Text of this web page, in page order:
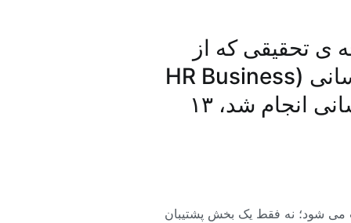
ی تحقیقی که از
مسئولین توسعه ی منابع انسانی، کارشناسان شرکت یار منابع انسانی (HR Business
Partner) و مدیران منابع انسانی درخصوص چالش های منابع انسانی انجام شد، ۱۳
می شود؛ نه فقط یک بخش پشتیبان